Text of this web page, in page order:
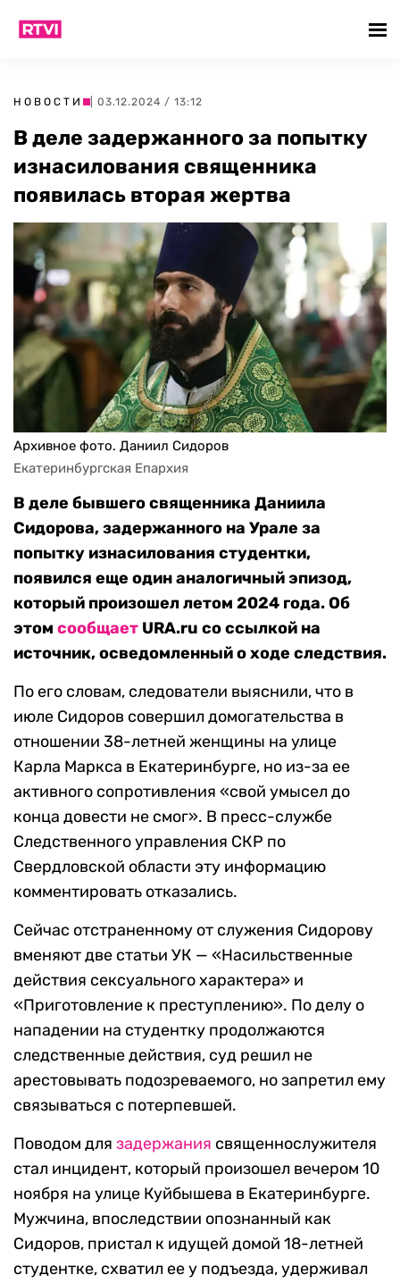
НОВОСТИ | 03.12.2024 / 13:12
В деле задержанного за попытку
изнасилования священника
появилась вторая жертва
Архивное фото. Даниил Сидоров
Екатеринбургская Епархия
В деле бывшего священника Даниила
Сидорова, задержанного на Урале за
попытку изнасилования студентки,
появился еще один аналогичный эпизод,
который произошел летом 2024 года. Об
этом сообщает URA.ru cо ссылкой на
источник, осведомленный о ходе следствия.
По его словам, следователи выяснили, что в
июле Сидоров совершил домогательства в
отношении 38-летней женщины на улице
Карла Маркса в Екатеринбурге, но из-за ее
активного сопротивления «свой умысел до
конца довести не смог». В пресс-службе
Следственного управления СКР по
Свердловской области эту информацию
комментировать отказались.
Сейчас отстраненному от служения Сидорову
вменяют две статьи УК — «Насильственные
действия сексуального характера» и
«Приготовление к преступлению». По делу о
нападении на студентку продолжаются
следственные действия, суд решил не
арестовывать подозреваемого, но запретил ему
связываться с потерпевшей.
Поводом для задержания священнослужителя
стал инцидент, который произошел вечером 10
ноября на улице Куйбышева в Екатеринбурге.
Мужчина, впоследствии опознанный как
Сидоров, пристал к идущей домой 18-летней
студентке, схватил ее у подъезда, удерживал